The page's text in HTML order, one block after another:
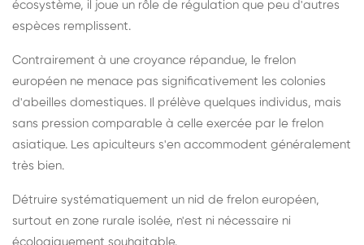
écosystème, il joue un rôle de régulation que peu d'autres
espèces remplissent.
Contrairement à une croyance répandue, le frelon
européen ne menace pas significativement les colonies
d'abeilles domestiques. Il prélève quelques individus, mais
sans pression comparable à celle exercée par le frelon
asiatique. Les apiculteurs s'en accommodent généralement
très bien.
Détruire systématiquement un nid de frelon européen,
surtout en zone rurale isolée, n'est ni nécessaire ni
écologiquement souhaitable.